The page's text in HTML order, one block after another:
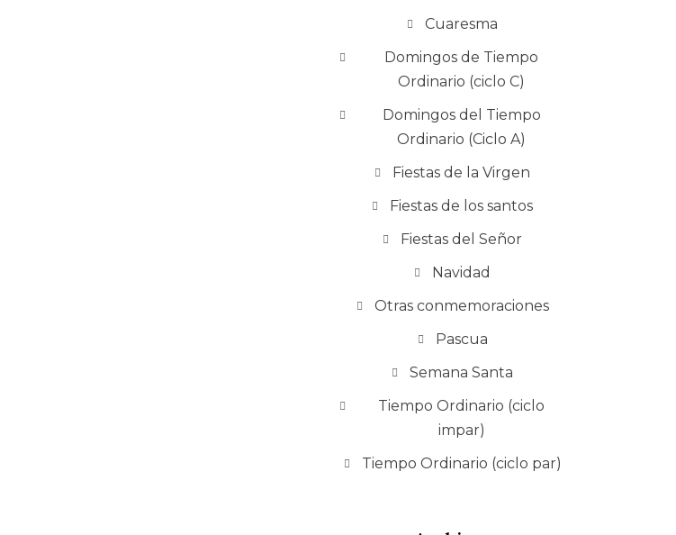
Cuaresma
Domingos de Tiempo
Ordinario (ciclo C)
Domingos del Tiempo
Ordinario (Ciclo A)
Fiestas de la Virgen
Fiestas de los santos
Fiestas del Señor
Navidad
Otras conmemoraciones
Pascua
Semana Santa
Tiempo Ordinario (ciclo
impar)
Tiempo Ordinario (ciclo par)